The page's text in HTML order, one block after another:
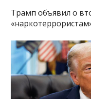
Трамп объявил о